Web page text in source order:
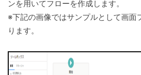
ンを用いてフローを作成します。
※下記の画像ではサンプルとして画面
ります。